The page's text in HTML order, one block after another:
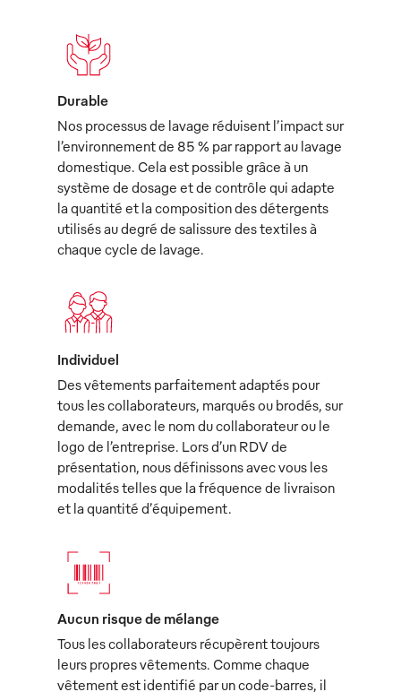
Durable
Nos processus de lavage réduisent l’impact sur
l’environnement de 85 % par rapport au lavage
domestique. Cela est possible grâce à un
système de dosage et de contrôle qui adapte
la quantité et la composition des détergents
utilisés au degré de salissure des textiles à
chaque cycle de lavage.
Individuel
Des vêtements parfaitement adaptés pour
tous les collaborateurs, marqués ou brodés, sur
demande, avec le nom du collaborateur ou le
logo de l’entreprise. Lors d’un RDV de
présentation, nous définissons avec vous les
modalités telles que la fréquence de livraison
et la quantité d’équipement.
Aucun risque de mélange
Tous les collaborateurs récupèrent toujours
leurs propres vêtements. Comme chaque
vêtement est identifié par un code-barres, il